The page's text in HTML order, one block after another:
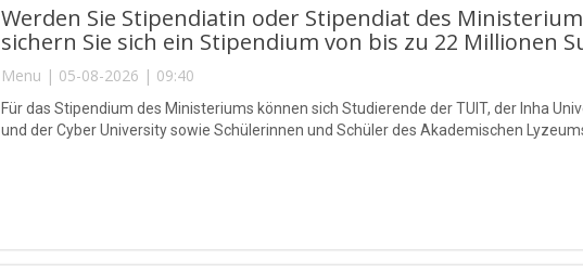
Werden Sie Stipendiatin oder Stipendiat des
sichern Sie sich ein Stipendium von bis zu 22 Millionen
Menu | 05-08-2026 | 09:40
Für das Stipendium des Ministeriums können sich Studierende der TUIT, der Inha
und der Cyber University sowie Schülerinnen und Schüler des Akademischen